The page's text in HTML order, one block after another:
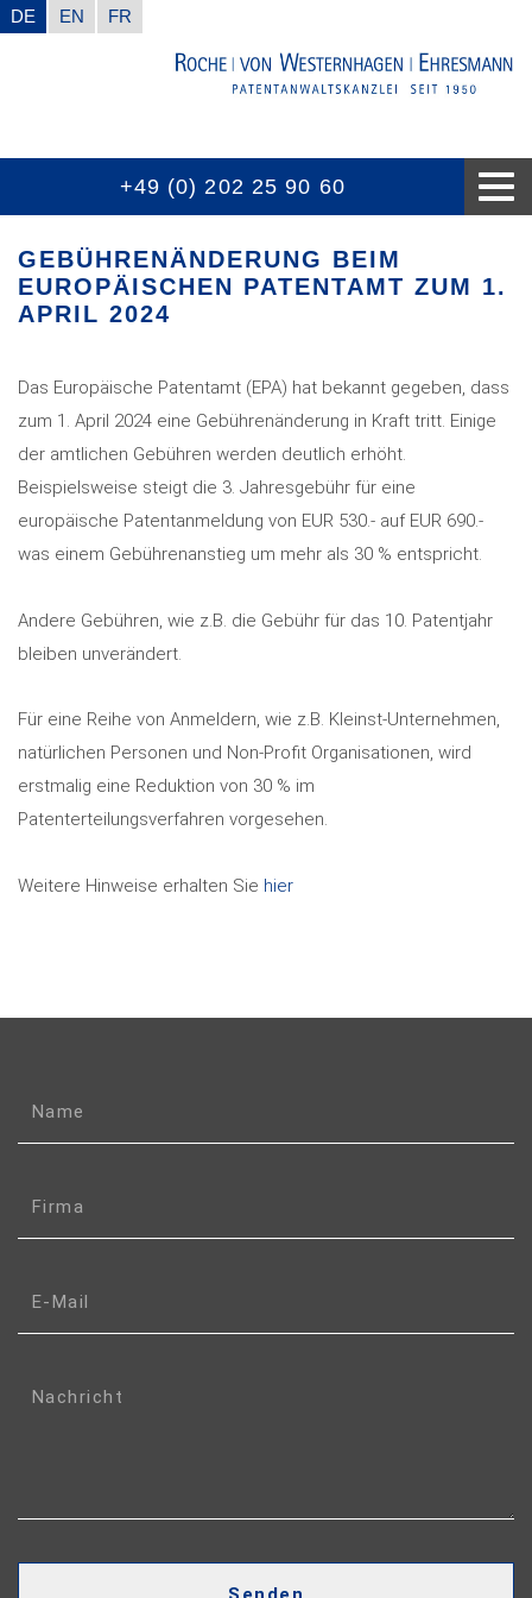
DE EN FR
KANZLEI
AKTUELL
KOMPETENZEN
AUSZEICHNUNGEN
WUSSTEN SIE SCHON
KONTAKT
+49 (0) 202 25 90 60
GEBÜHRENÄNDERUNG BEIM
EUROPÄISCHEN PATENTAMT ZUM 1.
APRIL 2024
Das Europäische Patentamt (EPA) hat bekannt gegeben, dass
zum 1. April 2024 eine Gebührenänderung in Kraft tritt. Einige
der amtlichen Gebühren werden deutlich erhöht.
Beispielsweise steigt die 3. Jahresgebühr für eine
europäische Patentanmeldung von EUR 530.- auf EUR 690.-
was einem Gebührenanstieg um mehr als 30 % entspricht.
Andere Gebühren, wie z.B. die Gebühr für das 10. Patentjahr
bleiben unverändert.
Für eine Reihe von Anmeldern, wie z.B. Kleinst-Unternehmen,
natürlichen Personen und Non-Profit Organisationen, wird
erstmalig eine Reduktion von 30 % im
Patenterteilungsverfahren vorgesehen.
Weitere Hinweise erhalten Sie hier